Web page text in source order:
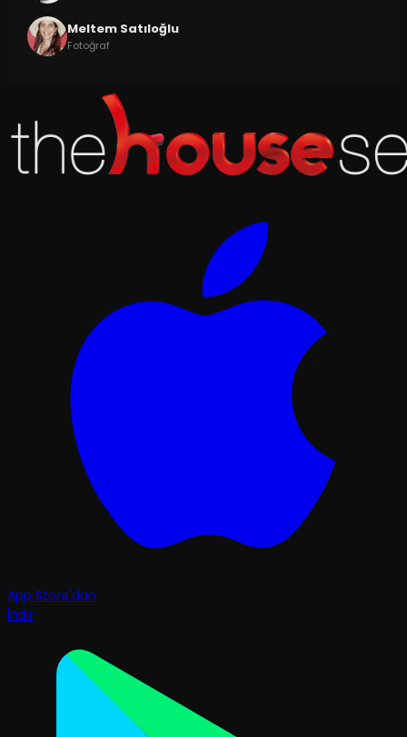
Meltem Satıloğlu
Fotoğraf
App Store'dan
İndir